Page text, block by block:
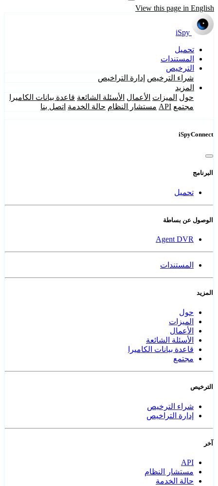
View this page in English
iSpy
تحميل
المستندات
الترخيص
شراء الترخيص إدارة التراخيص
المزيد
حول الميزات الأعمال الأسئلة الشائعة قاعدة بيانات الكاميرا
مجتمع API مستشار النظام حالة الخدمة اتصل بنا
iSpyConnect
البرنامج
تحميل
الوصول عن بساطة
Agent DVR
المستندات
المزيد
حول
الميزات
الأعمال
الأسئلة الشائعة
قاعدة بيانات الكاميرا
مجتمع
الترخيص
شراء الترخيص
إدارة التراخيص
آخر
API
مستشار النظام
حالة الخدمة